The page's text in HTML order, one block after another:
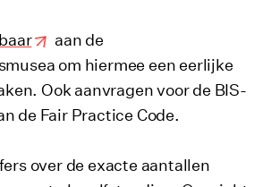
aan de
om hiermee een eerlijke
Ook aanvragen voor de BIS-
de Fair Practice Code.
over de exacte aantallen